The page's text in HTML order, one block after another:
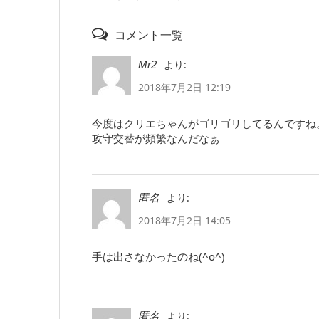
コメント一覧
Mr2
より:
2018年7月2日 12:19
今度はクリエちゃんがゴリゴリしてるんですね
攻守交替が頻繁なんだなぁ
匿名
より:
2018年7月2日 14:05
手は出さなかったのね(^o^)
匿名 より: